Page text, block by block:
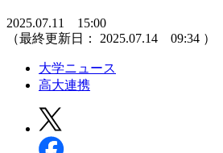
2025.07.11 15:00
（最終更新日： 2025.07.14 09:34 ）
大学ニュース
高大連携